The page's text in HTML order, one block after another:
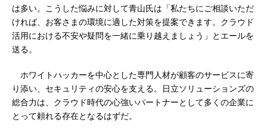
は多い。こうした悩みに対して青山氏は「私たちにご相談いただ
ければ、お客さまの環境に適した対策を提案できます。クラウド
活用における不安や疑問を一緒に乗り越えましょう」とエールを
送る。
ホワイトハッカーを中心とした専門人材が顧客のサービスに寄
り添い、セキュリティの安心を支える。日立ソリューションズの
総合力は、クラウド時代の心強いパートナーとして多くの企業に
とって頼れる存在となるはずだ。